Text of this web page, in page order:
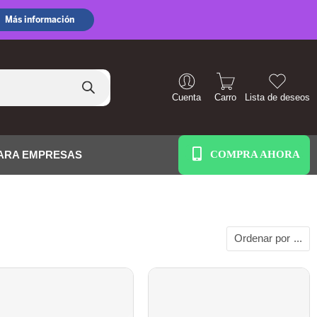
Cuenta Carro Lista de deseos
EMPRESAS +51 938 586 391
Ordenar por ...